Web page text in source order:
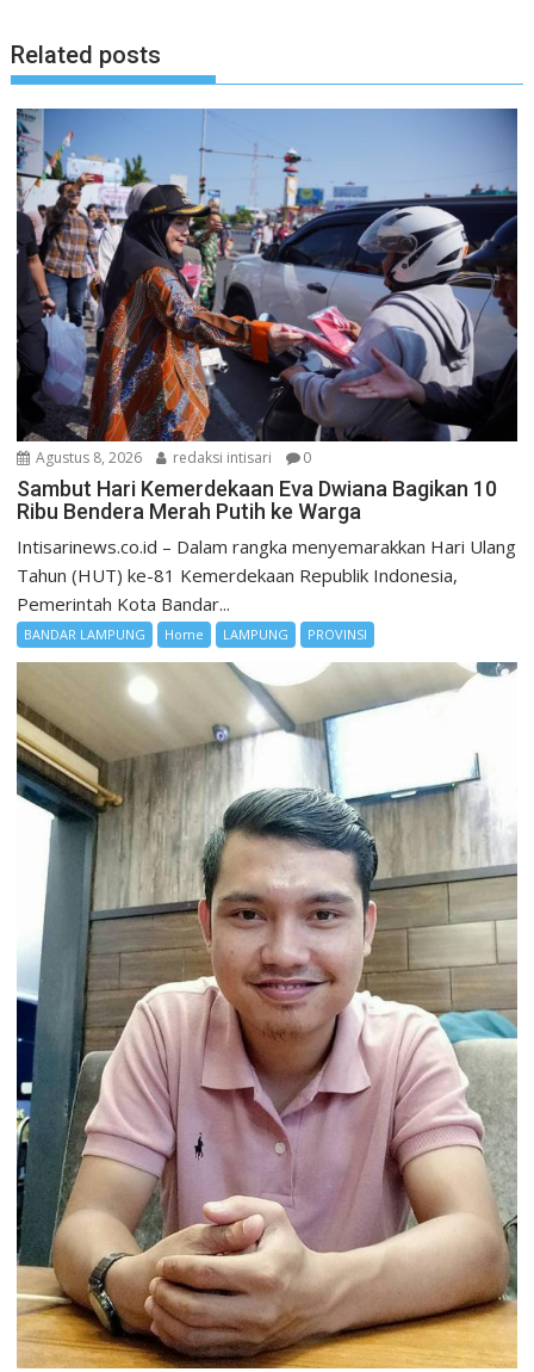
Related posts
Agustus 8, 2026 redaksi intisari 0
Sambut Hari Kemerdekaan Eva Dwiana Bagikan 10
Ribu Bendera Merah Putih ke Warga
Intisarinews.co.id – Dalam rangka menyemarakkan Hari Ulang
Tahun (HUT) ke-81 Kemerdekaan Republik Indonesia,
Pemerintah Kota Bandar...
BANDAR LAMPUNG Home LAMPUNG PROVINSI